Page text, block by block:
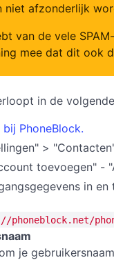
niet afzonderlijk
van de vele
mee dat dit ook
in de
bij PhoneBlock.
>
toevoegen" -
in en
phoneblock.net/
je